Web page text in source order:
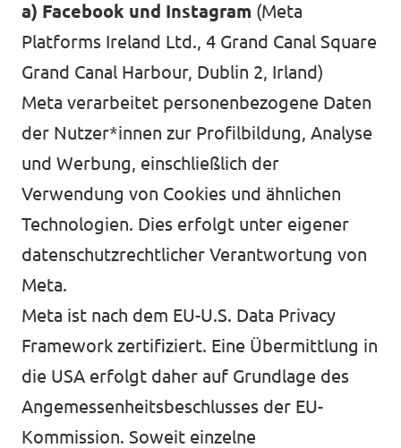
a) Facebook und Instagram (Meta
Platforms Ireland Ltd., 4 Grand Canal Square
Grand Canal Harbour, Dublin 2, Irland)
Meta verarbeitet personenbezogene Daten
der Nutzer*innen zur Profilbildung, Analyse
und Werbung, einschließlich der
Verwendung von Cookies und ähnlichen
Technologien. Dies erfolgt unter eigener
datenschutzrechtlicher Verantwortung von
Meta.
Meta ist nach dem EU-U.S. Data Privacy
Framework zertifiziert. Eine Übermittlung in
die USA erfolgt daher auf Grundlage des
Angemessenheitsbeschlusses der EU-
Kommission. Soweit einzelne